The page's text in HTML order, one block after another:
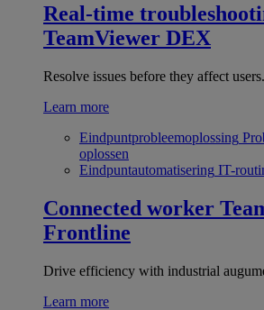
Real-time
TeamViewer DEX
Resolve issues before they affect users.
Learn more
Eindpuntprobleemoplossing
oplossen
Eindpuntautomatisering IT-
Connected worker
Frontline
Drive efficiency with industrial
Learn more